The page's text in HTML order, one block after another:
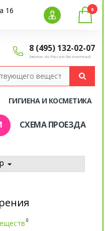
16
8 (495) 132-02-07
Звонок по России бесплатный
0
ГИГИЕНА И КОСМЕТИКА
СХЕМА ПРОЕЗДА
0